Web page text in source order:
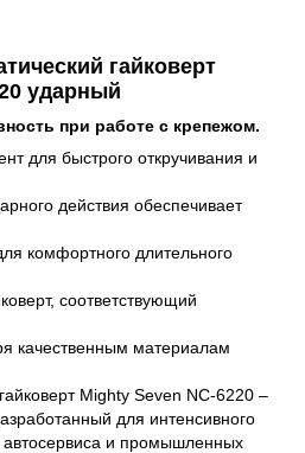
гайковерт
ударный
при работе с крепежом.
для быстрого откручивания и
действия обеспечивает
комфортного длительного
соответствующий
качественным материалам
Mighty Seven NC-6220 –
для интенсивного
автосервиса и промышленных